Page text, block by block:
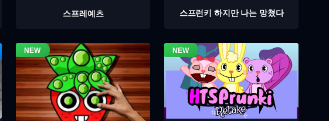
스프레예츠 스프런키 하지만 나는 망쳤다